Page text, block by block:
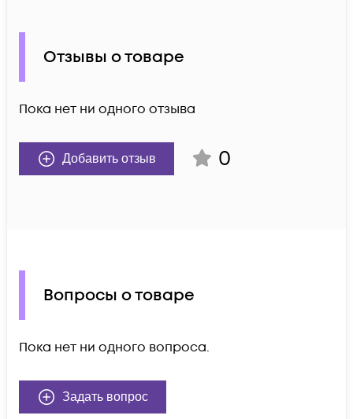
Отзывы о товаре
Пока нет ни одного отзыва
Добавить отзыв 0
Вопросы о товаре
Пока нет ни одного вопроса.
Задать вопрос